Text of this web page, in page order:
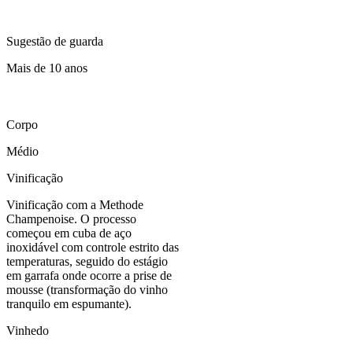
Sugestão de guarda
Mais de 10 anos
Corpo
Médio
Vinificação
Vinificação com a Methode
Champenoise. O processo
começou em cuba de aço
inoxidável com controle estrito das
temperaturas, seguido do estágio
em garrafa onde ocorre a prise de
mousse (transformação do vinho
tranquilo em espumante).
Vinhedo